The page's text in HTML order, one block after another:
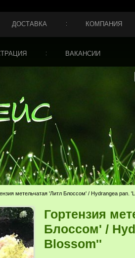
ДОСТАВКА КОМПАНИЯ
ВАКАНСИИ
метельчатая 'Литл Блоссом' / Hydrangea pan.
Гортензия
Блоссом' /
Blossom''